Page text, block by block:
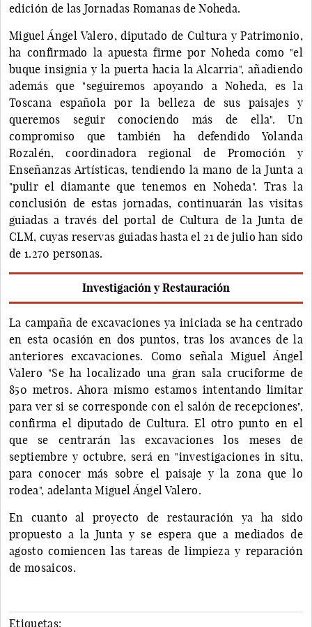
edición de las Jornadas Romanas de Noheda.
Miguel Ángel Valero, diputado de Cultura y Patrimonio,
ha confirmado la apuesta firme por Noheda como "el
buque insignia y la puerta hacia la Alcarria", añadiendo
además que "seguiremos apoyando a Noheda, es la
Toscana española por la belleza de sus paisajes y
queremos seguir conociendo más de ella". Un
compromiso que también ha defendido Yolanda
Rozalén, coordinadora regional de Promoción y
Enseñanzas Artísticas, tendiendo la mano de la Junta a
"pulir el diamante que tenemos en Noheda". Tras la
conclusión de estas jornadas, continuarán las visitas
guiadas a través del portal de Cultura de la Junta de
CLM, cuyas reservas guiadas hasta el 21 de julio han sido
de 1.270 personas.
Investigación y Restauración
La campaña de excavaciones ya iniciada se ha centrado
en esta ocasión en dos puntos, tras los avances de la
anteriores excavaciones. Como señala Miguel Ángel
Valero "Se ha localizado una gran sala cruciforme de
850 metros. Ahora mismo estamos intentando limitar
para ver si se corresponde con el salón de recepciones",
confirma el diputado de Cultura. El otro punto en el
que se centrarán las excavaciones los meses de
septiembre y octubre, será en "investigaciones in situ,
para conocer más sobre el paisaje y la zona que lo
rodea", adelanta Miguel Ángel Valero.
En cuanto al proyecto de restauración ya ha sido
propuesto a la Junta y se espera que a mediados de
agosto comiencen las tareas de limpieza y reparación
de mosaicos.
Etiquetas: